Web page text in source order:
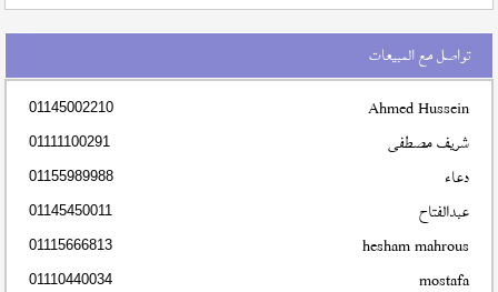
تواصل مع المبيعات
Ahmed Hussein
01145002210
شريف مصطفى 01111100291
دعاء 01155989988
عبدالفتاح 01145450011
hesham mahrous
01115666813
mostafa
01110440034